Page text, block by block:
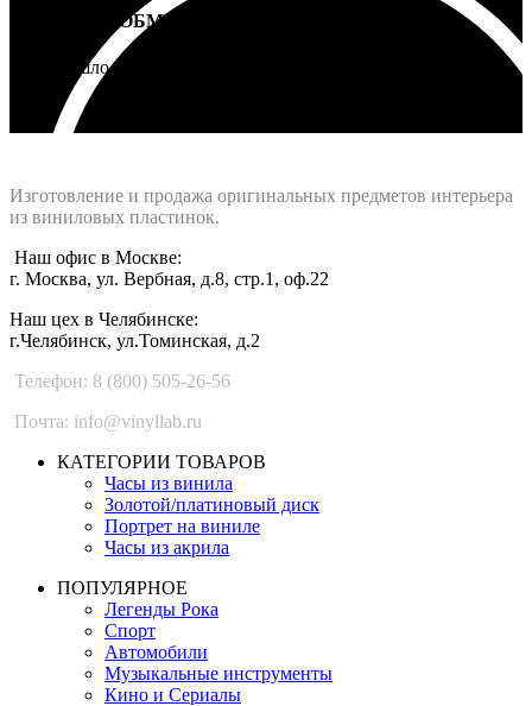
ВОЗВРАТ И ОБМЕН
Не подошло - вернем деньги
Изготовление и продажа оригинальных предметов интерьера
из виниловых пластинок.
Наш офис в Москве:
г. Москва, ул. Вербная, д.8, стр.1, оф.22
Наш цех в Челябинске:
г.Челябинск, ул.Томинская, д.2
Телефон: 8 (800) 505-26-56
Почта: info@vinyllab.ru
КАТЕГОРИИ ТОВАРОВ
Часы из винила
Золотой/платиновый диск
Портрет на виниле
Часы из акрила
ПОПУЛЯРНОЕ
Легенды Рока
Спорт
Автомобили
Музыкальные инструменты
Кино и Сериалы